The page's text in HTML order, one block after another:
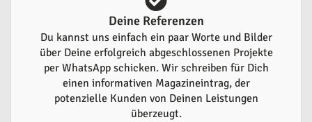
Deine Referenzen
Du kannst uns einfach ein paar Worte und Bilder
über Deine erfolgreich abgeschlossenen Projekte
per WhatsApp schicken. Wir schreiben für Dich
einen informativen Magazineintrag, der
potenzielle Kunden von Deinen Leistungen
überzeugt.